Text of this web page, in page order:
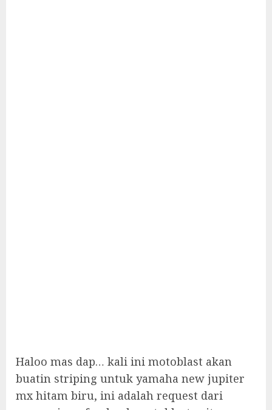
Haloo mas dap… kali ini motoblast akan
buatin striping untuk yamaha new jupiter
mx hitam biru, ini adalah request dari